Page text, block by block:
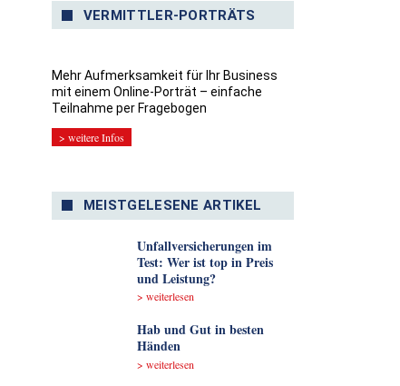
VERMITTLER-PORTRÄTS
Mehr Aufmerksamkeit für Ihr Business
mit einem Online-Porträt – einfache
Teilnahme per Fragebogen
> weitere Infos
MEISTGELESENE ARTIKEL
Unfallversicherungen im
Test: Wer ist top in Preis
und Leistung?
> weiterlesen
Hab und Gut in besten
Händen
> weiterlesen